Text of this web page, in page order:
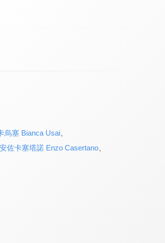
烏塞 Bianca Usai、
安佐卡塞塔諾 Enzo Casertano、